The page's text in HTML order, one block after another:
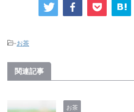
-お茶
関連記事
お茶